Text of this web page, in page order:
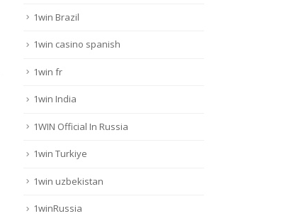
1win Brazil
1win casino spanish
1win fr
1win India
1WIN Official In Russia
1win Turkiye
1win uzbekistan
1winRussia